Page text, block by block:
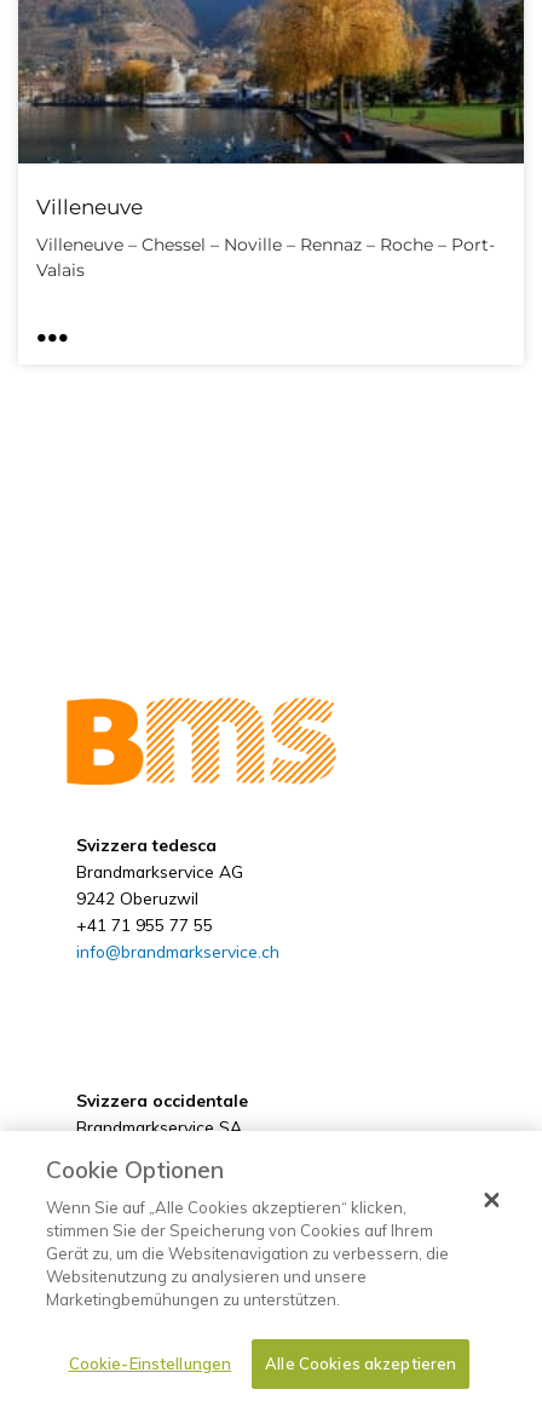
Villeneuve
Villeneuve – Chessel – Noville – Rennaz – Roche – Port-
Valais
...
Svizzera tedesca
Brandmarkservice AG
9242 Oberuzwil
+41 71 955 77 55
info@brandmarkservice.ch
Svizzera occidentale
Brandmarkservice SA
+41 26 662 90 00
info@brandmarkservice.ch
©2022 Brandmarkservice
Cookie Optionen
Wenn Sie auf „Alle Cookies akzeptieren“ klicken,
stimmen Sie der Speicherung von Cookies auf Ihrem
Gerät zu, um die Websitenavigation zu verbessern, die
Websitenutzung zu analysieren und unsere
Marketingbemühungen zu unterstützen.
Cookie-Einstellungen Alle Cookies akzeptieren